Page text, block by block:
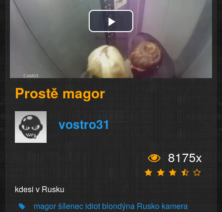
Play
Video
Prostě magor
vostro31
8175x
kdesi v Rusku
magoršílenec idiotblondýna Rusko kamera